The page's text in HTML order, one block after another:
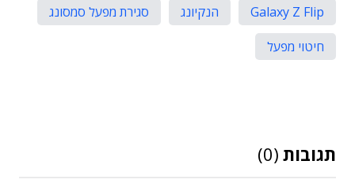
Galaxy Z Flip
הנקיונג
סגירת מפעל סמסונג
חיטוי מפעל
תגובות (0)